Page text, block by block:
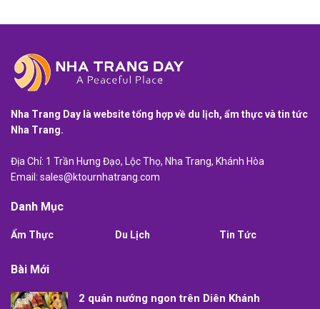
Nha Trang Day là website tổng hợp về du lịch, ẩm thực và tin tức
Nha Trang.
Địa Chỉ: 1 Trần Hưng Đạo, Lộc Thọ, Nha Trang, Khánh Hòa
Email: sales@ktournhatrang.com
Danh Mục
Ẩm Thực Du Lịch Tin Tức
Bài Mới
2 quán nướng ngon trên Diên Khánh